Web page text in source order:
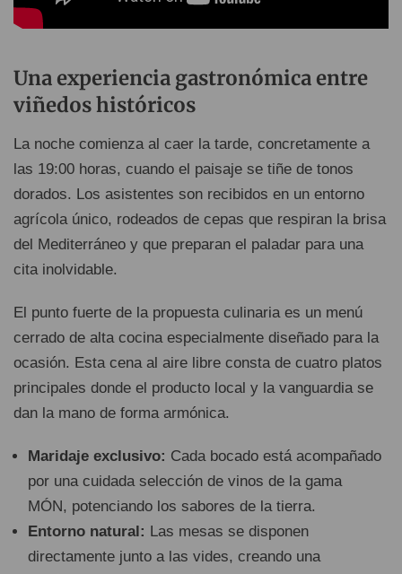
Una experiencia gastronómica entre
viñedos históricos
La noche comienza al caer la tarde, concretamente a
las 19:00 horas, cuando el paisaje se tiñe de tonos
dorados. Los asistentes son recibidos en un entorno
agrícola único, rodeados de cepas que respiran la brisa
del Mediterráneo y que preparan el paladar para una
cita inolvidable.
El punto fuerte de la propuesta culinaria es un menú
cerrado de alta cocina especialmente diseñado para la
ocasión. Esta cena al aire libre consta de cuatro platos
principales donde el producto local y la vanguardia se
dan la mano de forma armónica.
Maridaje exclusivo: Cada bocado está acompañado
por una cuidada selección de vinos de la gama
MÓN, potenciando los sabores de la tierra.
Entorno natural: Las mesas se disponen
directamente junto a las vides, creando una